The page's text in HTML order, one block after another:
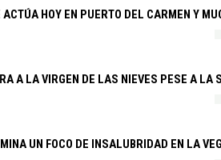
HOY EN PUERTO DEL CARMEN Y
A LA VIRGEN DE LAS NIEVES PESE A LA
UN FOCO DE INSALUBRIDAD EN LA